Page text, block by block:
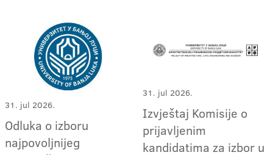
31. jul 2026.
Odluka o izboru
najpovoljnijeg
31. jul 2026.
Izvještaj Komisije o
prijavljenim
kandidatima za izbor u